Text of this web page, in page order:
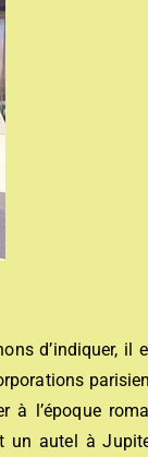
d’indiquer, il
à l’époque
un autel à